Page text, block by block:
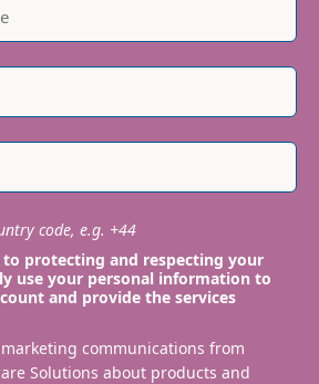
code, e.g. +44
protecting and respecting your
use your personal information to
and provide the services
communications from
Solutions about products and